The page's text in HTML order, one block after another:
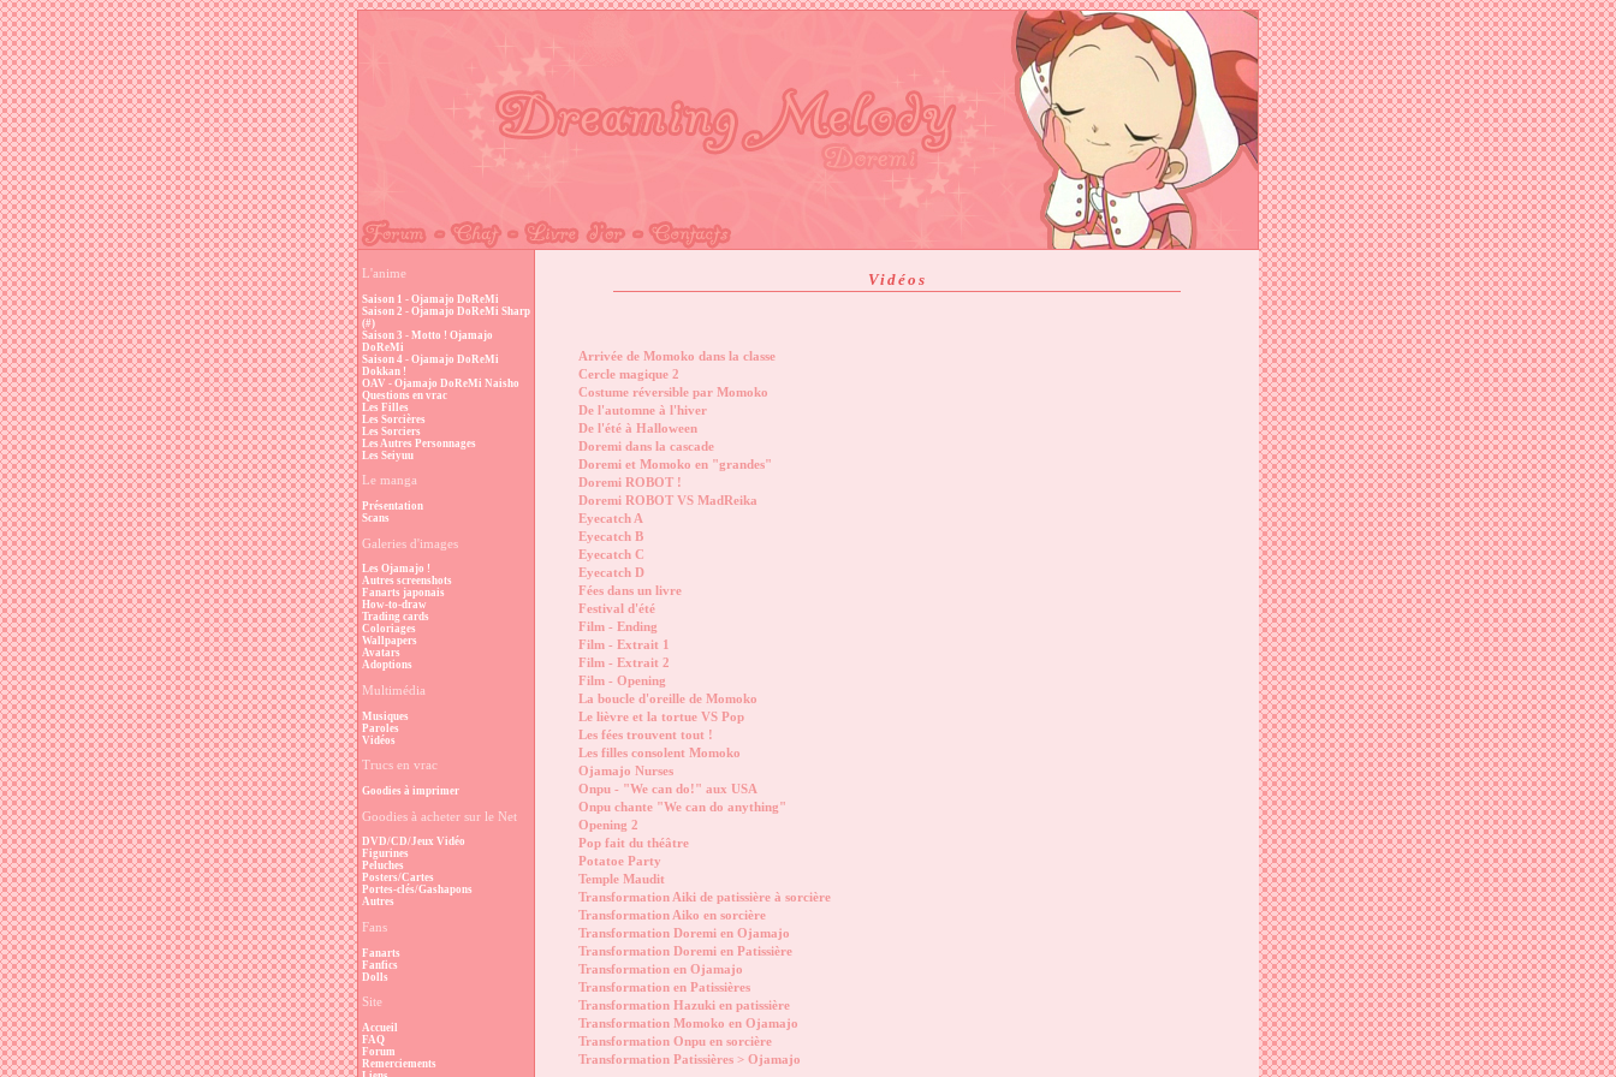
L'anime
Saison 1 - Ojamajo DoReMi
Saison 2 - Ojamajo DoReMi Sharp
(#)
Saison 3 - Motto ! Ojamajo
DoReMi
Saison 4 - Ojamajo DoReMi
Dokkan !
OAV - Ojamajo DoReMi Naisho
Questions en vrac
Les Filles
Les Sorcières
Les Sorciers
Les Autres Personnages
Les Seiyuu
Le manga
Présentation
Scans
Galeries d'images
Les Ojamajo !
Autres screenshots
Fanarts japonais
How-to-draw
Trading cards
Coloriages
Wallpapers
Avatars
Adoptions
Multimédia
Musiques
Paroles
Vidéos
Trucs en vrac
Goodies à imprimer
Goodies à acheter sur le Net
DVD/CD/Jeux Vidéo
Figurines
Peluches
Posters/Cartes
Portes-clés/Gashapons
Autres
Fans
Fanarts
Fanfics
Dolls
Site
Accueil
FAQ
Forum
Remerciements
Vidéos
Arrivée de Momoko dans la classe
Cercle magique 2
Costume réversible par Momoko
De l'automne à l'hiver
De l'été à Halloween
Doremi dans la cascade
Doremi et Momoko en "grandes"
Doremi ROBOT !
Doremi ROBOT VS MadReika
Eyecatch A
Eyecatch B
Eyecatch C
Eyecatch D
Fées dans un livre
Festival d'été
Film - Ending
Film - Extrait 1
Film - Extrait 2
Film - Opening
La boucle d'oreille de Momoko
Le lièvre et la tortue VS Pop
Les fées trouvent tout !
Les filles consolent Momoko
Ojamajo Nurses
Onpu - "We can do!" aux USA
Onpu chante "We can do anything"
Opening 2
Pop fait du théâtre
Potatoe Party
Temple Maudit
Transformation Aiki de patissière à sorcière
Transformation Aiko en sorcière
Transformation Doremi en Ojamajo
Transformation Doremi en Patissière
Transformation en Ojamajo
Transformation en Patissières
Transformation Hazuki en patissière
Transformation Momoko en Ojamajo
Transformation Onpu en sorcière
Transformation Patissières > Ojamajo